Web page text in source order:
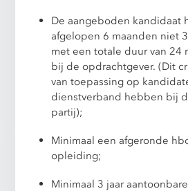
De aangeboden kandidaat
afgelopen 6 maanden niet
met een totale duur van 24
bij de opdrachtgever. (Dit
van toepassing op
dienstverband hebben bij
partij);
Minimaal een afgeronde
opleiding;
Minimaal 3 jaar